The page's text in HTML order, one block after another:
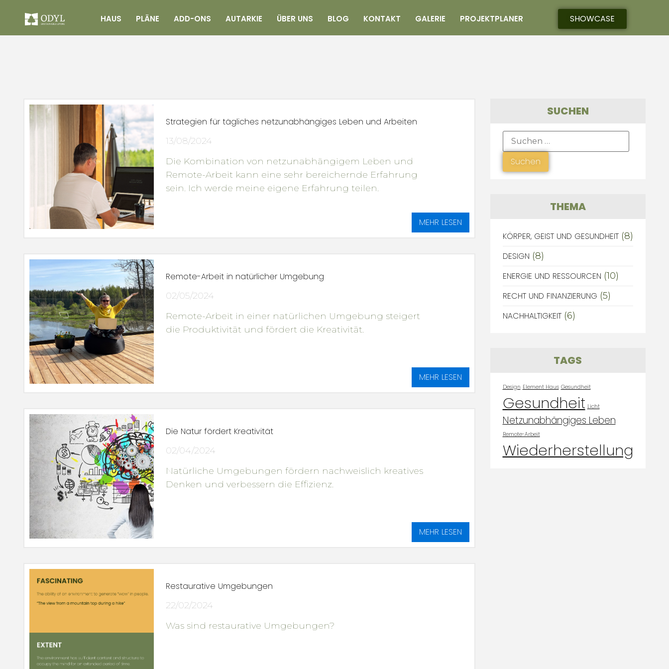
HAUS PLÄNE ADD-ONS AUTARKIE ÜBER UNS BLOG KONTAKT GALERIE PROJEKTPLANER SHOWCASE
Strategien für tägliches netzunabhängiges Leben und Arbeiten
13/08/2024
Die Kombination von netzunabhängigem Leben und
Remote-Arbeit kann eine sehr bereichernde Erfahrung
sein. Ich werde meine eigene Erfahrung teilen.
MEHR LESEN
Remote-Arbeit in natürlicher Umgebung
02/05/2024
Remote-Arbeit in einer natürlichen Umgebung steigert
die Produktivität und fördert die Kreativität.
MEHR LESEN
Die Natur fördert Kreativität
02/04/2024
Natürliche Umgebungen fördern nachweislich kreatives
Denken und verbessern die Effizienz.
MEHR LESEN
Restaurative Umgebungen
22/02/2024
Was sind restaurative Umgebungen?
SUCHEN
THEMA
KÖRPER, GEIST UND GESUNDHEIT(8)
DESIGN (8)
ENERGIE UND RESSOURCEN (10)
RECHT UND FINANZIERUNG (5)
NACHHALTIGKEIT(6)
TAGS
Design Element Haus Gesundheit
Gesundheit Licht
Netzunabhängiges Leben
Remote-Arbeit
Wiederherstellung